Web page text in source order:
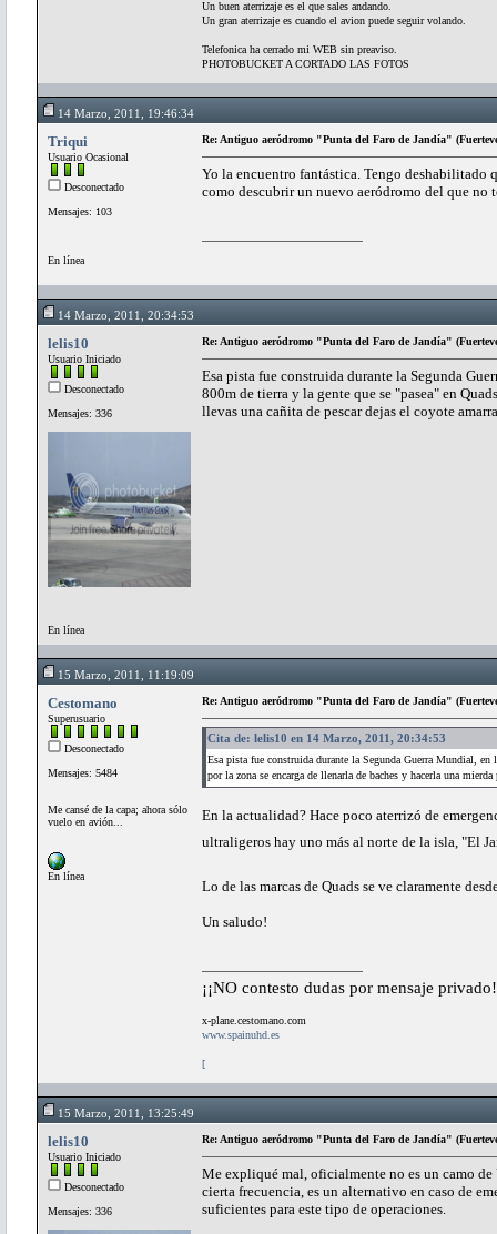
Un buen aterrizaje es el que sales andando.
Un gran aterrizaje es cuando el avion puede seguir volando.
Telefonica ha cerrado mi WEB sin preaviso.
PHOTOBUCKET A CORTADO LAS FOTOS
14 Marzo, 2011, 19:46:34
Triqui
Usuario Ocasional
Desconectado
Mensajes: 103
En línea
Re: Antiguo aeródromo "Punta del Faro de Jandía"
Yo la encuentro fantástica. Tengo deshabilitado
como descubrir un nuevo aeródromo del que
14 Marzo, 2011, 20:34:53
lelis10
Usuario Iniciado
Desconectado
Mensajes: 336
En línea
Re: Antiguo aeródromo "Punta del Faro de Jandía"
Esa pista fue construida durante la Segunda
800m de tierra y la gente que se "pasea" en
llevas una cañita de pescar dejas el coyote
15 Marzo, 2011, 11:19:09
Cestomano
Superusuario
Desconectado
Mensajes: 5484
Me cansé de la capa; ahora sólo
vuelo en avión...
En línea
Re: Antiguo aeródromo "Punta del Faro de Jandía"
Cita de: lelis10 en 14 Marzo, 2011, 20:34:53
Esa pista fue construida durante la Segunda Guerra Mundial,
por la zona se encarga de llenarla de baches y hacerla una
En la actualidad? Hace poco aterrizó de
ultraligeros hay uno más al norte de la isla, "El
Lo de las marcas de Quads se ve claramente
Un saludo!
¡¡NO contesto dudas por mensaje
x-plane.cestomano.com
www.spainuhd.es
[
15 Marzo, 2011, 13:25:49
lelis10
Usuario Iniciado
Desconectado
Mensajes: 336
Re: Antiguo aeródromo "Punta del Faro de Jandía"
Me expliqué mal, oficialmente no es un camo
cierta frecuencia, es un alternativo en caso de
suficientes para este tipo de operaciones.